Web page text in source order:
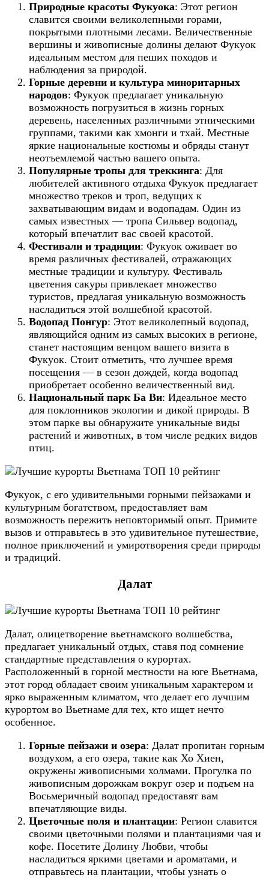
Природные красоты Фукуока: Этот регион
славится своими великолепными горами,
покрытыми плотными лесами. Величественные
вершины и живописные долины делают Фукуок
идеальным местом для пеших походов и
наблюдения за природой.
Горные деревни и культура миноритарных
народов: Фукуок предлагает уникальную
возможность погрузиться в жизнь горных
деревень, населенных различными этническими
группами, такими как хмонги и тхай. Местные
яркие национальные костюмы и обряды станут
неотъемлемой частью вашего опыта.
Популярные тропы для треккинга: Для
любителей активного отдыха Фукуок предлагает
множество треков и троп, ведущих к
захватывающим видам и водопадам. Один из
самых известных — тропа Сильвер водопад,
который впечатлит вас своей красотой.
Фестивали и традиции: Фукуок оживает во
время различных фестивалей, отражающих
местные традиции и культуру. Фестиваль
цветения сакуры привлекает множество
туристов, предлагая уникальную возможность
насладиться этой волшебной красотой.
Водопад Понгур: Этот великолепный водопад,
являющийся одним из самых высоких в регионе,
станет настоящим венцом вашего визита в
Фукуок. Стоит отметить, что лучшее время
посещения — в сезон дождей, когда водопад
приобретает особенно величественный вид.
Национальный парк Ба Ви: Идеальное место
для поклонников экологии и дикой природы. В
этом парке вы обнаружите уникальные виды
растений и животных, в том числе редких видов
птиц.
Фукуок, с его удивительными горными пейзажами и
культурным богатством, предоставляет вам
возможность пережить неповторимый опыт. Примите
вызов и отправьтесь в это удивительное путешествие,
полное приключений и умиротворения среди природы
и традиций.
Далат
Далат, олицетворение вьетнамского волшебства,
предлагает уникальный отдых, ставя под сомнение
стандартные представления о курортах.
Расположенный в горной местности на юге Вьетнама,
этот город обладает своим уникальным характером и
ярко выраженным климатом, что делает его лучшим
курортом во Вьетнаме для тех, кто ищет нечто
особенное.
Горные пейзажи и озера: Далат пропитан горным
воздухом, а его озера, такие как Хо Хиен,
окружены живописными холмами. Прогулка по
живописным дорожкам вокруг озер и подъем на
Восьмеричный водопад предоставят вам
впечатляющие виды.
Цветочные поля и плантации: Регион славится
своими цветочными полями и плантациями чая и
кофе. Посетите Долину Любви, чтобы
насладиться яркими цветами и ароматами, и
отправьтесь на плантации, чтобы узнать о